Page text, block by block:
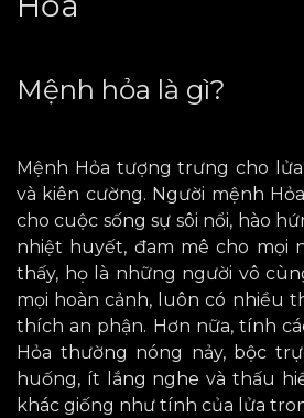
Mệnh hỏa là gì?
Mệnh Hỏa tượng trưng cho
và kiên cường. Người mệnh
cho cuộc sống sự sôi nổi, hào
nhiệt huyết, đam mê cho mọi
thấy, họ là những người vô
mọi hoàn cảnh, luôn có nhiều
thích an phận. Hơn nữa, tính
Hỏa thường nóng nảy, bộc
huống, ít lắng nghe và thấu
khác giống như tính của lửa